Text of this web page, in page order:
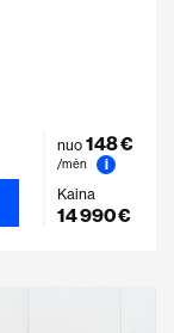
nuo 148 €
/mėn
i
Kaina
14 990 €